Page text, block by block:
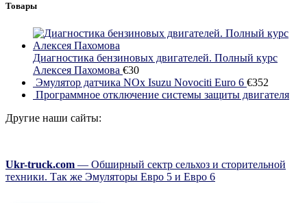
Товары
Диагностика бензиновых двигателей. Полный курс
Алексея Пахомова €30
Эмулятор датчика NOx Isuzu Novociti Euro 6 €352
Программное отключение системы защиты двигателя
Другие наши сайты:
Ukr-truck.com — Обширный сектр сельхоз и сторительной
техники. Так же Эмуляторы Евро 5 и Евро 6